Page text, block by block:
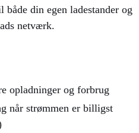
din egen ladestander og
netværk.
opladninger og forbrug
når strømmen er billigst